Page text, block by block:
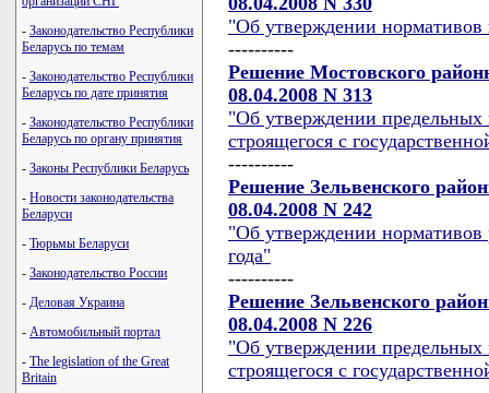
- Законодательство Республики
Беларусь по темам
- Законодательство Республики
Беларусь по дате принятия
- Законодательство Республики
Беларусь по органу принятия
- Законы Республики Беларусь
- Новости законодательства
Беларуси
- Тюрьмы Беларуси
- Законодательство России
- Деловая Украина
- Автомобильный портал
- The legislation of the Great
Britain
"Об утверждении
----------
Решение Мостовского
08.04.2008 N 313
"Об утверждении
строящегося с
----------
Решение Зельвенского
08.04.2008 N 242
"Об утверждении нормативов
года"
----------
Решение Зельвенского
08.04.2008 N 226
"Об утверждении
строящегося с